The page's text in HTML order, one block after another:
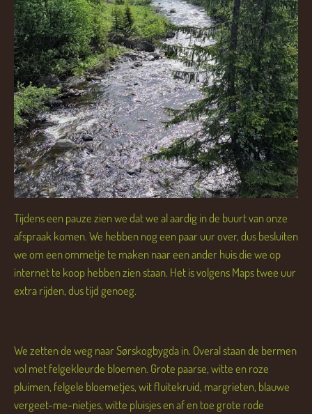
Tijdens een pauze zien we dat we al aardig in de buurt van onze
afspraak komen. We hebben nog een paar uur over, dus besluiten
we om een ommetje te maken naar een ander huis die we op
internet te koop hebben zien staan. Het is volgens Maps twee uur
extra rijden, dus tijd genoeg.
We zetten de weg naar Sørskogbygda in. Overal staan de bermen
vol met felgekleurde bloemen. Grote paarse, witte en roze
pluimen, felgele bloemetjes, wit fluitekruid, margrieten, blauwe
vergeet-me-nietjes, witte pluisjes en af en toe grote rode